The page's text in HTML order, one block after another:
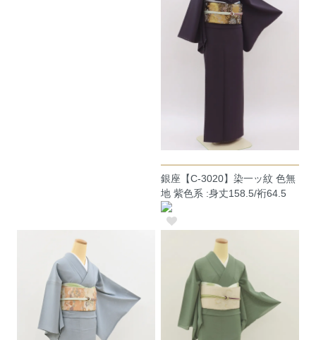
銀座【C-3020】染一ッ紋 色無
地 紫色系 :身丈158.5/裄64.5